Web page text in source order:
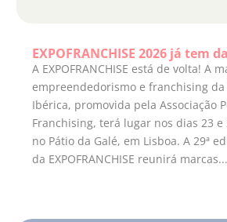
EXPOFRANCHISE 2026 já tem
A EXPOFRANCHISE está de volta! A
empreendedorismo e franchising da
Ibérica, promovida pela Associação
Franchising, terá lugar nos dias 23
no Pátio da Galé, em Lisboa. A 29ª
da EXPOFRANCHISE reunirá marcas...